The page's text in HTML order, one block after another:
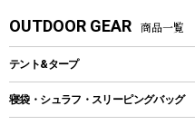
OUTDOOR GEAR 商品一覧
テント&タープ
テント
寝袋・シュラフ・スリーピングバッグ